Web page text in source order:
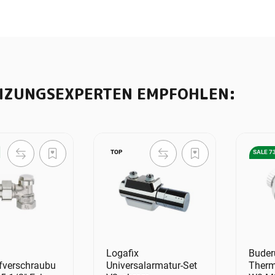
EMPFOHLEN:
TOP
Logafix
Universalarmatur-Set
SALE